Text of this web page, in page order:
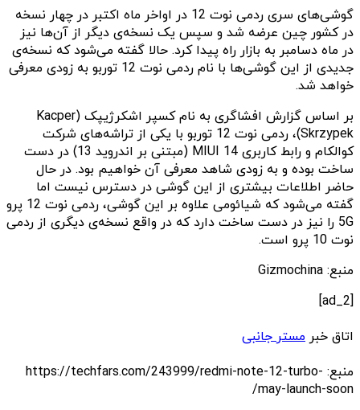
گوشی‌های سری ردمی نوت 12 در اواخر ماه اکتبر در چهار نسخه
در کشور چین عرضه شد و سپس یک نسخه‌ی دیگر از آن‌ها نیز
در ماه دسامبر به بازار راه پیدا کرد. حالا گفته می‌شود که نسخه‌ی
جدیدی از این گوشی‌ها با نام ردمی نوت 12 توربو به زودی معرفی
خواهد شد.
بر اساس گزارش افشاگری به نام کسپر اشکرژیپک (Kacper
Skrzypek)، ردمی نوت 12 توربو با یکی از تراشه‌های شرکت
کوالکام و رابط کاربری MIUI 14 (مبتنی بر اندروید 13) در دست
ساخت بوده و به زودی شاهد معرفی آن خواهیم بود. در حال
حاضر اطلاعات بیشتری از این گوشی در دسترس نیست اما
گفته می‌شود که شیائومی علاوه بر این گوشی، ردمی نوت 12 پرو
5G را نیز در دست ساخت دارد که در واقع نسخه‌ی دیگری از ردمی
نوت 10 پرو است.
منبع: Gizmochina
[ad_2]
اتاق خبر مستر جانبی
منبع: https://techfars.com/243999/redmi-note-12-turbo-
may-launch-soon/